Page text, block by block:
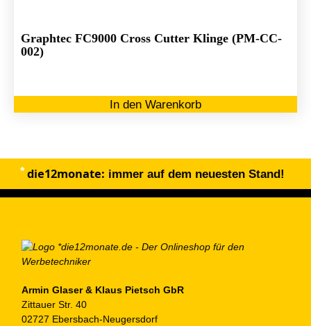
Graphtec FC9000 Cross Cutter Klinge (PM-CC-
002)
In den Warenkorb
die12monate: immer auf dem neuesten Stand!
Armin Glaser & Klaus Pietsch GbR
Zittauer Str. 40
02727 Ebersbach-Neugersdorf